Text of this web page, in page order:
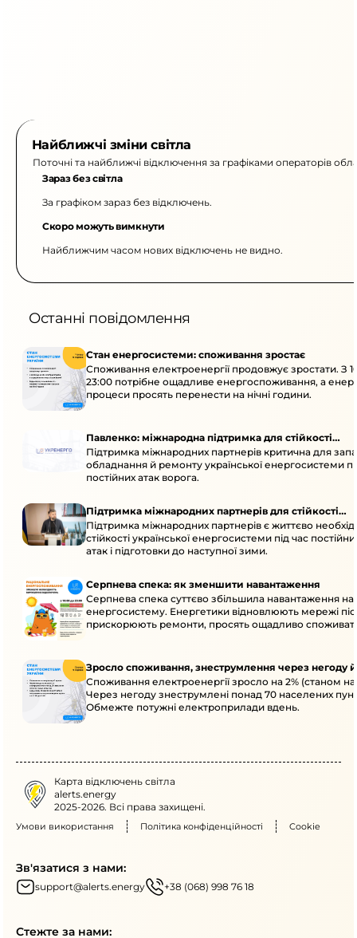
Найближчі зміни світла
Поточні та найближчі відключення за графіками операторів
Зараз без світла
За графіком зараз без відключень.
Скоро можуть вимкнути
Найближчим часом нових відключень не видно.
Останні повідомлення
Стан енергосистеми: споживання зростає
Споживання електроенергії продовжує зростати. З
23:00 потрібне ощадливе енергоспоживання, а
процеси просять перенести на нічні години.
Павленко: міжнародна підтримка для стійкості
енергосистеми
Підтримка міжнародних партнерів критична для
обладнання й ремонту української енергосистеми
постійних атак ворога.
Підтримка міжнародних партнерів для стійкості
енергосистеми
Підтримка міжнародних партнерів є життєво
стійкості української енергосистеми під час
атак і підготовки до наступної зими.
Серпнева спека: як зменшити навантаження
Серпнева спека суттєво збільшила навантаження на
енергосистему. Енергетики відновлюють мережі
прискорюють ремонти, просять ощадливо
Зросло споживання, знеструмлення через негоду
Споживання електроенергії зросло на 2% (станом на
Через негоду знеструмлені понад 70 населених
Обмежте потужні електроприлади вдень.
Карта відключень світла
alerts.energy
2025-2026. Всі права захищені.
Умови використання Політика конфіденційності Cookie
Зв'язатися з нами:
support@alerts.energy +38 (068) 998 76 18
Стежте за нами: